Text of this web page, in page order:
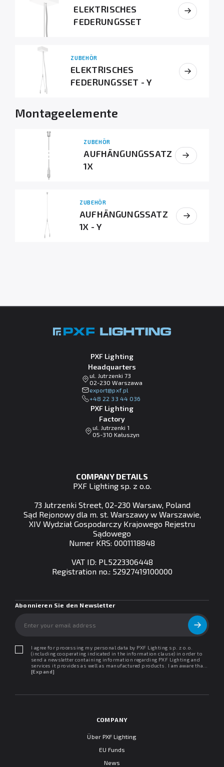
ELEKTRISCHES
FEDERUNGSSET
ZUBEHÖR
ELEKTRISCHES
FEDERUNGSSET - Y
Montageelemente
ZUBEHÖR
AUFHÄNGUNGSSATZ
1X
ZUBEHÖR
AUFHÄNGUNGSSATZ
1X - Y
PXF Lighting
Headquarters
ul. Jutrzenki 73
02-230 Warszawa
lp.fxp@tropxe
+48 22 33 44 036
PXF Lighting
Factory
ul. Jutrzenki 1
05-310 Kałuszyn
COMPANY DETAILS
PXF Lighting sp. z o.o.
73 Jutrzenki Street, 02-230 Warsaw, Poland
Sąd Rejonowy dla m. st. Warszawy w Warszawie,
XIV Wydział Gospodarczy Krajowego Rejestru
Sądowego
Numer KRS: 0001118848
VAT ID: PL5223306448
Registration no.: 52927419100000
Abonnieren Sie den Newsletter
I agree for processing my personal data by PXF Lighting sp. z o.o.
(including cooperating indicated in the information clause) in order to
send a newsletter containing information regarding PXF Lighting and
services it provides as well as manufactured products. I am aware that I
may withdraw my consent at any time. I declare that I have read the
[Expand]
COMPANY
Über PXF Lighting
EU Funds
News